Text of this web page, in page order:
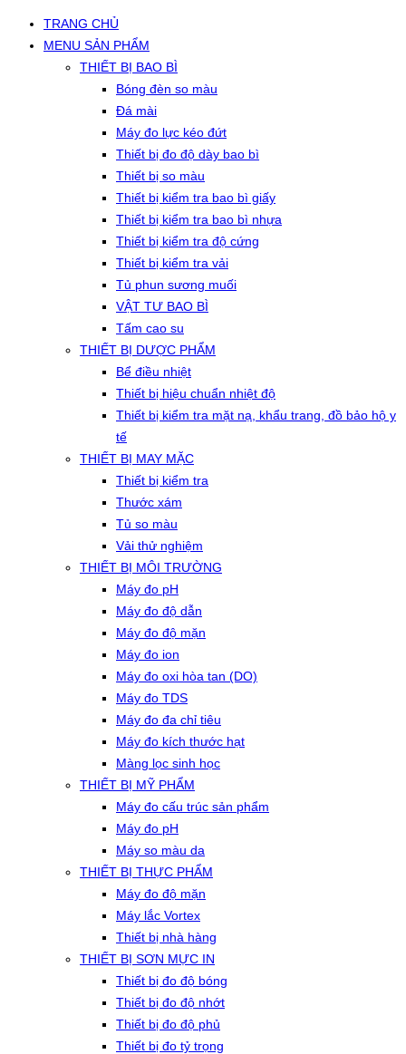
TRANG CHỦ
MENU SẢN PHẨM
THIẾT BỊ BAO BÌ
Bóng đèn so màu
Đá mài
Máy đo lực kéo đứt
Thiết bị đo độ dày bao bì
Thiết bị so màu
Thiết bị kiểm tra bao bì giấy
Thiết bị kiểm tra bao bì nhựa
Thiết bị kiểm tra độ cứng
Thiết bị kiểm tra vải
Tủ phun sương muối
VẬT TƯ BAO BÌ
Tấm cao su
THIẾT BỊ DƯỢC PHẨM
Bể điều nhiệt
Thiết bị hiệu chuẩn nhiệt độ
Thiết bị kiểm tra mặt nạ, khẩu trang, đồ bảo hộ y
tế
THIẾT BỊ MAY MẶC
Thiết bị kiểm tra
Thước xám
Tủ so màu
Vải thử nghiệm
THIẾT BỊ MÔI TRƯỜNG
Máy đo pH
Máy đo độ dẫn
Máy đo độ mặn
Máy đo ion
Máy đo oxi hòa tan (DO)
Máy đo TDS
Máy đo đa chỉ tiêu
Máy đo kích thước hạt
Màng lọc sinh học
THIẾT BỊ MỸ PHẨM
Máy đo cấu trúc sản phẩm
Máy đo pH
Máy so màu da
THIẾT BỊ THỰC PHẨM
Máy đo độ mặn
Máy lắc Vortex
Thiết bị nhà hàng
THIẾT BỊ SƠN MỰC IN
Thiết bị đo độ bóng
Thiết bị đo độ nhớt
Thiết bị đo độ phủ
Thiết bị đo tỷ trọng